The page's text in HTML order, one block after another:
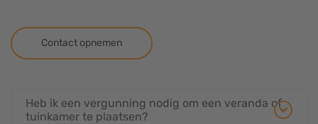
Contact opnemen
Heb ik een vergunning nodig om een veranda of
tuinkamer te plaatsen?